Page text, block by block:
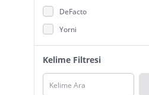
Eldiven, Atkı
Kostüm, Özel Gün Kıyafetleri
DeFacto
Yorni
Civil Baby
Milk&Moo
Andy Wawa
Kelime Filtresi